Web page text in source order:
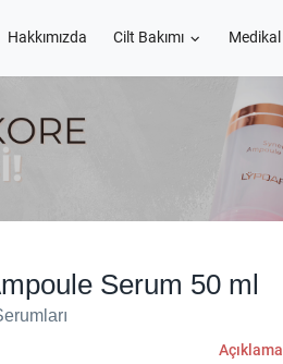
Hakkımızda Cilt Bakımı Medikal
Serum 50 ml
Açıklama